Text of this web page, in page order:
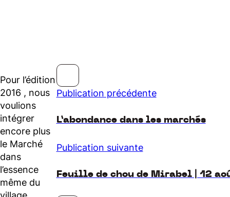
Pour l’édition
2016 , nous
voulions
intégrer
encore plus
le Marché
dans
l’essence
même du
Publication précédente
L’abondance dans les marchés
Publication suivante
Feuille de chou de Mirabel | 12